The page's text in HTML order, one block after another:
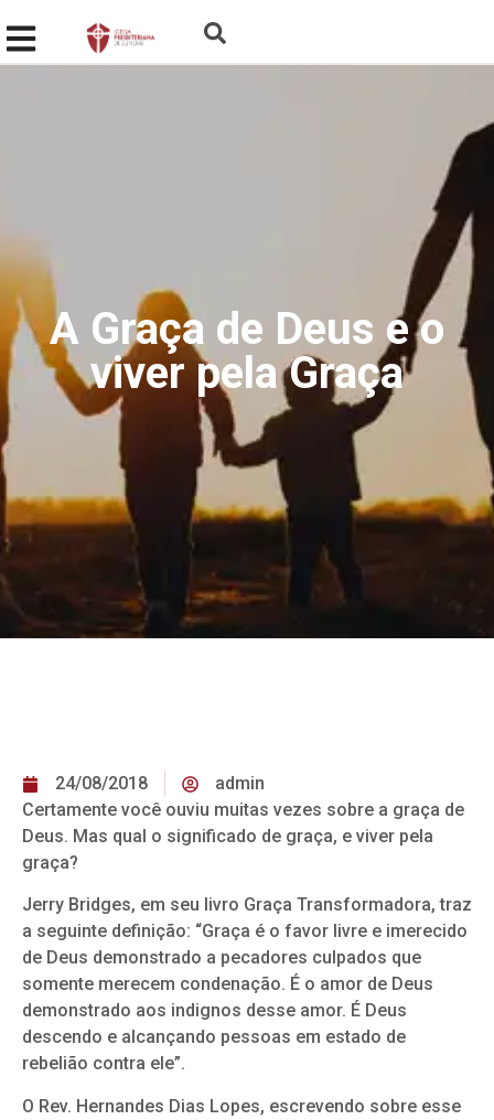
A Graça de Deus e o
viver pela Graça
24/08/2018
admin
Certamente você ouviu muitas vezes sobre a graça de
Deus. Mas qual o significado de graça, e viver pela
graça?
Jerry Bridges, em seu livro Graça Transformadora, traz
a seguinte definição: “Graça é o favor livre e imerecido
de Deus demonstrado a pecadores culpados que
somente merecem condenação. É o amor de Deus
demonstrado aos indignos desse amor. É Deus
descendo e alcançando pessoas em estado de
rebelião contra ele”.
O Rev. Hernandes Dias Lopes, escrevendo sobre esse